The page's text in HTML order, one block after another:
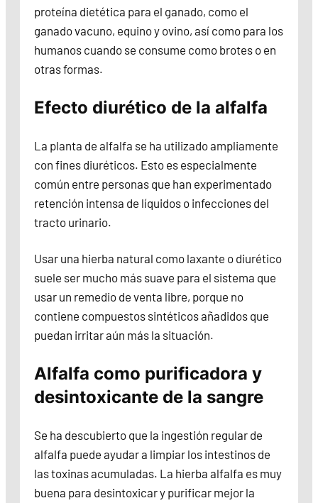
proteína dietética para el ganado, como el
ganado vacuno, equino y ovino, así como para los
humanos cuando se consume como brotes o en
otras formas.
Efecto diurético de la alfalfa
La planta de alfalfa se ha utilizado ampliamente
con fines diuréticos. Esto es especialmente
común entre personas que han experimentado
retención intensa de líquidos o infecciones del
tracto urinario.
Usar una hierba natural como laxante o diurético
suele ser mucho más suave para el sistema que
usar un remedio de venta libre, porque no
contiene compuestos sintéticos añadidos que
puedan irritar aún más la situación.
Alfalfa como purificadora y
desintoxicante de la sangre
Se ha descubierto que la ingestión regular de
alfalfa puede ayudar a limpiar los intestinos de
las toxinas acumuladas. La hierba alfalfa es muy
buena para desintoxicar y purificar mejor la